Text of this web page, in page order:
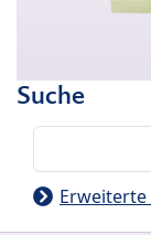
Suche
Erweiterte